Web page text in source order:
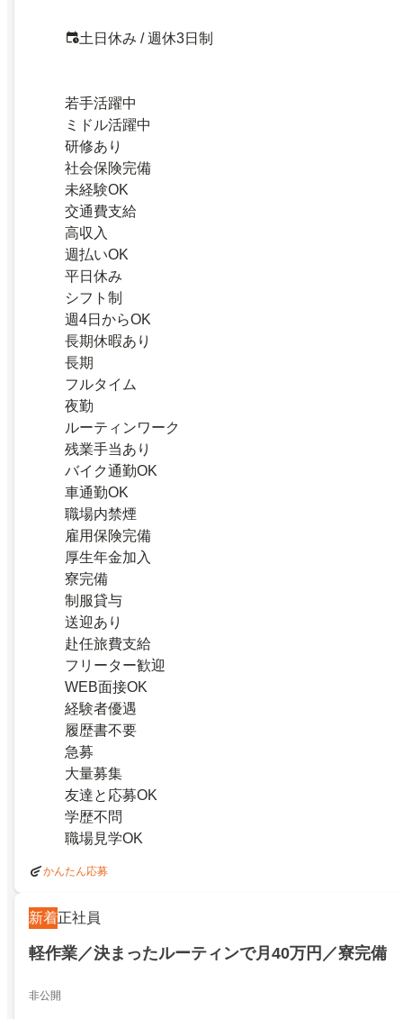
土日休み / 週休3日制
若手活躍中
ミドル活躍中
研修あり
社会保険完備
未経験OK
交通費支給
高収入
週払いOK
平日休み
シフト制
週4日からOK
長期休暇あり
長期
フルタイム
夜勤
ルーティンワーク
残業手当あり
バイク通勤OK
車通勤OK
職場内禁煙
雇用保険完備
厚生年金加入
寮完備
制服貸与
送迎あり
赴任旅費支給
フリーター歓迎
WEB面接OK
経験者優遇
履歴書不要
急募
大量募集
友達と応募OK
学歴不問
職場見学OK
かんたん応募
新着正社員
軽作業／決まったルーティンで月40万円／寮完備
非公開